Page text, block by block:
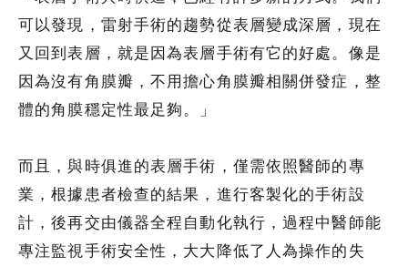
可以發現，雷射手術的趨勢從表層變成深層，現在
又回到表層，就是因為表層手術有它的好處。像是
因為沒有角膜瓣，不用擔心角膜瓣相關併發症，整
體的角膜穩定性最足夠。」
而且，與時俱進的表層手術，僅需依照醫師的專
業，根據患者檢查的結果，進行客製化的手術設
計，後再交由儀器全程自動化執行，過程中醫師能
專注監視手術安全性，大大降低了人為操作的失